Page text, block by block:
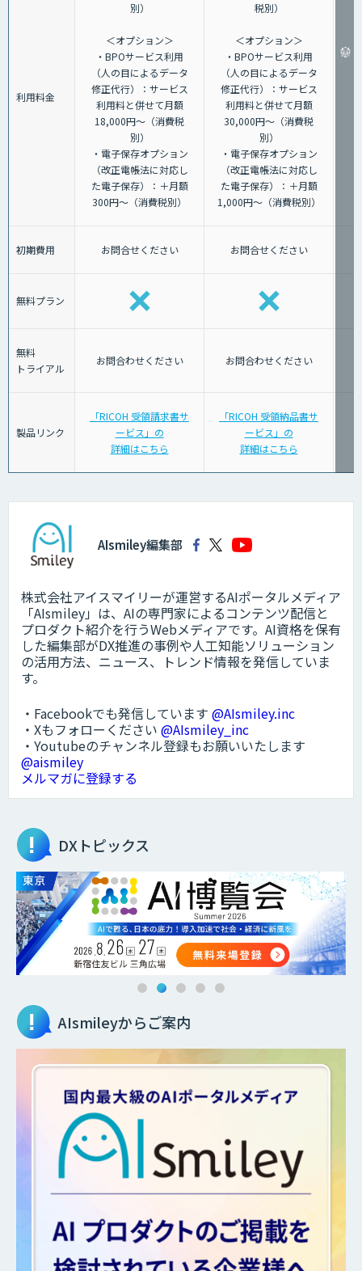
利用料金
別）
＜オプション＞
・BPOサービス利用
（人の目によるデータ
修正代行）：サービス
利用料と併せて月額
18,000円～（消費税
別）
・電子保存オプション
（改正電帳法に対応し
た電子保存）：＋月額
300円～（消費税別）
税別）
＜オプション＞
・BPOサービス利用
（人の目によるデータ
修正代行）：サービス
利用料と併せて月額
30,000円～（消費税
別）
・電子保存オプション
（改正電帳法に対応し
た電子保存）：＋月額
1,000円～（消費税別）
初期費用 お問合せください お問合せください
無料プラン
無料
トライアル
お問合わせください お問合わせください
製品リンク
「RICOH 受領請求書サ
ービス」の
詳細はこちら
「RICOH 受領納品書サ
ービス」の
詳細はこちら
AIsmiley編集部
株式会社アイスマイリーが運営するAIポータルメディア
「AIsmiley」は、AIの専門家によるコンテンツ配信と
プロダクト紹介を行うWebメディアです。AI資格を保有
した編集部がDX推進の事例や人工知能ソリューション
の活用方法、ニュース、トレンド情報を発信していま
す。
・Facebookでも発信しています @AIsmiley.inc
・Xもフォローください @AIsmiley_inc
・Youtubeのチャンネル登録もお願いいたします
@aismiley
メルマガに登録する
DXトピックス
AIsmileyからご案内